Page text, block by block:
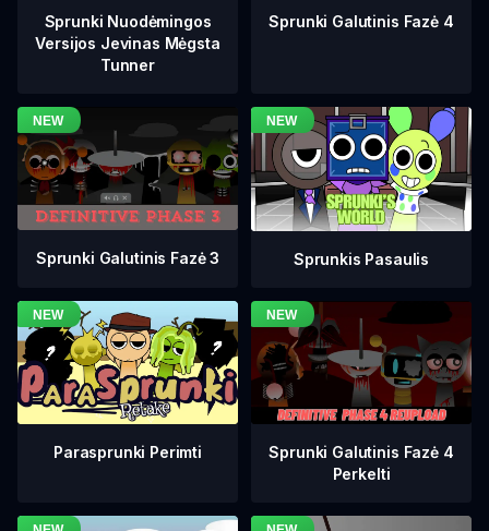
Sprunki Nuodėmingos
Versijos Jevinas Mėgsta
Tunner
Sprunki Galutinis Fazė 4
Sprunki Galutinis Fazė 3 Sprunkis Pasaulis
Parasprunki Perimti
Sprunki Galutinis Fazė 4
Perkelti